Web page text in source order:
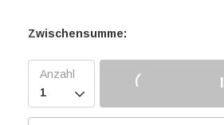
Zwischensumme:
